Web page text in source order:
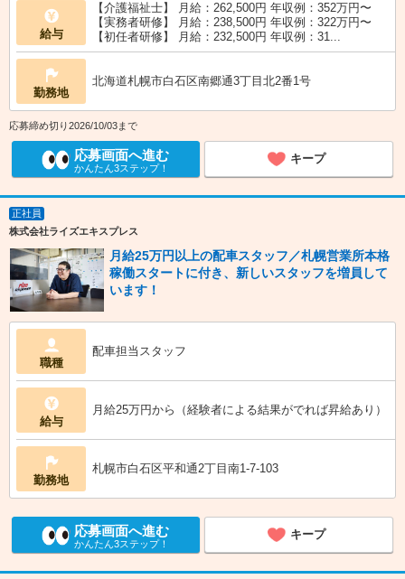
給与
【介護福祉士】 月給：262,500円 年収例：352万円〜
【実務者研修】 月給：238,500円 年収例：322万円〜
【初任者研修】 月給：232,500円 年収例：31...
勤務地
北海道札幌市白石区南郷通3丁目北2番1号
応募締め切り2026/10/03まで
応募画面へ進む
かんたん3ステップ！
キープ
正社員
株式会社ライズエキスプレス
月給25万円以上の配車スタッフ／札幌営業所本格
稼働スタートに付き、新しいスタッフを増員して
います！
職種
配車担当スタッフ
給与
月給25万円から（経験者による結果がでれば昇給あり）
勤務地
札幌市白石区平和通2丁目南1-7-103
応募画面へ進む
かんたん3ステップ！
キープ